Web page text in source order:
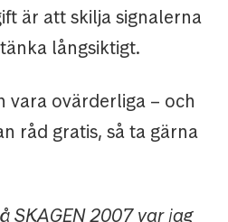
är att skilja signalerna
långsiktigt.
vara ovärderliga – och
råd gratis, så ta gärna
SKAGEN 2007 var jag